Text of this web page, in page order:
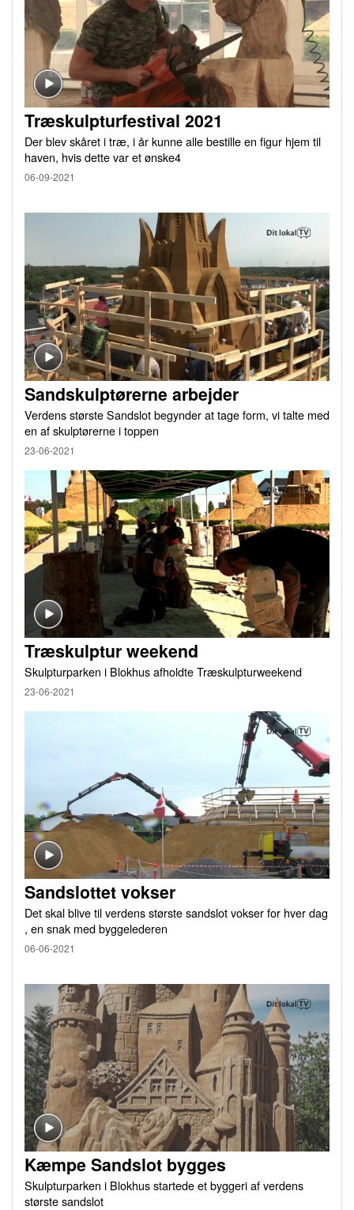
Træskulpturfestival 2021
Der blev skåret i træ, i år kunne alle bestille en figur hjem til
haven, hvis dette var et ønske4
06-09-2021
Sandskulptørerne arbejder
Verdens største Sandslot begynder at tage form, vi talte med
en af skulptørerne i toppen
23-06-2021
Træskulptur weekend
Skulpturparken i Blokhus afholdte Træskulpturweekend
23-06-2021
Sandslottet vokser
Det skal blive til verdens største sandslot vokser for hver dag
, en snak med byggelederen
06-06-2021
Kæmpe Sandslot bygges
Skulpturparken i Blokhus startede et byggeri af verdens
største sandslot